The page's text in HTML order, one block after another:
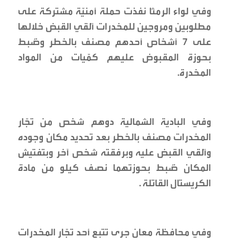
وفي لواء الرمثا نفذت حملة أمنيّة مشتركة على
مطلوبين ومروجين للمخدرات أُلقي القبض خلالها
على ٧ أشخاص أحدهم مصنف بالخطر وضُبط
بحوزة المقبوض عليهم كمّيات من المواد
المخدرة.
وفي البادية الشمالية دوهم شخص من تجّار
المخدرات مصنف بالخطر بعد تحديد مكان وجوده
وأُلقي القبض عليه وبرفقته شخص آخر وبتفتيش
المكان ضُبط بحوزتهما نصف كيلو من مادة
الكريستال القاتلة .
وفي محافظة معان جرى تتبع أحد تجّار المخدرات